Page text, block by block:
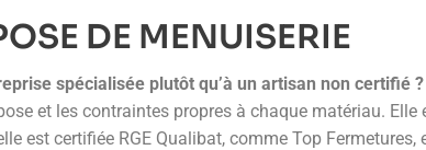
DE MENUISERIE
spécialisée plutôt qu’à un artisan non certifié ?
et les contraintes propres à chaque matériau. Elle
est certifiée RGE Qualibat, comme Top Fermetures,